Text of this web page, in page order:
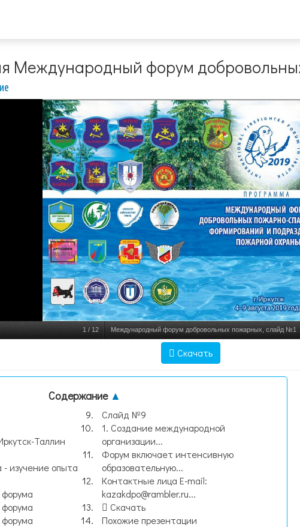
Международный форум
1 / 12 Международный форум добровольных пожарных, слайд №1
Скачать
Содержание ▲
Таллин
- изучение опыта
Слайд №9
1. Создание международной
организации...
Форум включает интенсивную
образовательную...
Контактные лица E-mail:
kazakdpo@rambler.ru...
Скачать
Похожие презентации